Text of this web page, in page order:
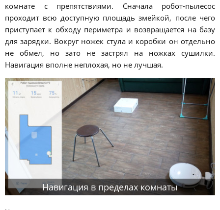
комнате с препятствиями. Сначала робот-пылесос
проходит всю доступную площадь змейкой, после чего
приступает к обходу периметра и возвращается на базу
для зарядки. Вокруг ножек стула и коробки он отдельно
не обмел, но зато не застрял на ножках сушилки.
Навигация вполне неплохая, но не лучшая.
Навигация в пределах комнаты